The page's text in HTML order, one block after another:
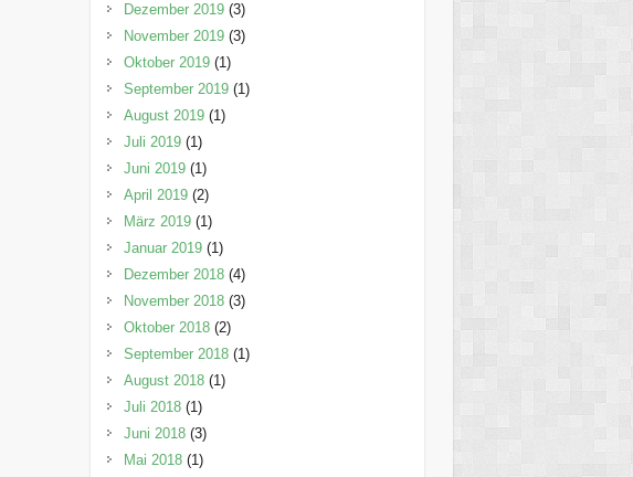
Dezember 2019(3)
November 2019(3)
Oktober 2019(1)
September 2019(1)
August 2019(1)
Juli 2019(1)
Juni 2019(1)
April 2019(2)
März 2019(1)
Januar 2019(1)
Dezember 2018(4)
November 2018(3)
Oktober 2018(2)
September 2018(1)
August 2018(1)
Juli 2018(1)
Juni 2018(3)
Mai 2018(1)